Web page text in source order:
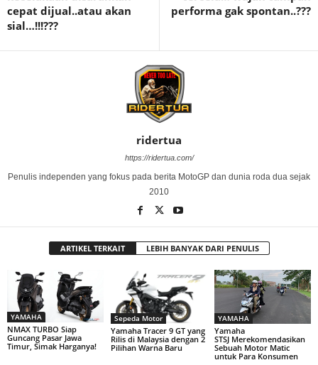
cepat dijual..atau akan
sial…!!!???
performa gak spontan..???
ridertua
https://ridertua.com/
Penulis independen yang fokus pada berita MotoGP dan dunia roda dua sejak
2010
ARTIKEL TERKAIT LEBIH BANYAK DARI PENULIS
YAMAHA
NMAX TURBO Siap
Guncang Pasar Jawa
Timur, Simak Harganya!
Sepeda Motor
Yamaha Tracer 9 GT yang
Rilis di Malaysia dengan 2
Pilihan Warna Baru
YAMAHA
Yamaha
STSJ Merekomendasikan
Sebuah Motor Matic
untuk Para Konsumen